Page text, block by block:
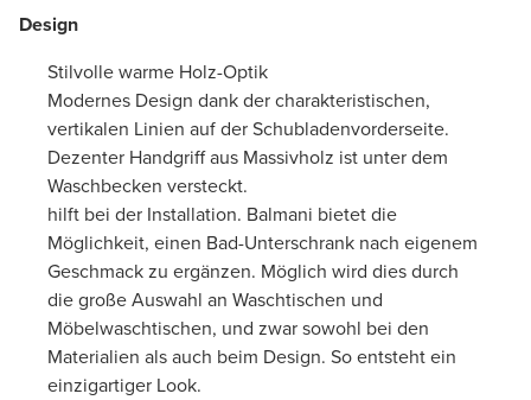
Design
Stilvolle warme Holz-Optik
Modernes Design dank der charakteristischen,
vertikalen Linien auf der Schubladenvorderseite.
Dezenter Handgriff aus Massivholz ist unter dem
Waschbecken versteckt.
hilft bei der Installation. Balmani bietet die
Möglichkeit, einen Bad-Unterschrank nach eigenem
Geschmack zu ergänzen. Möglich wird dies durch
die große Auswahl an Waschtischen und
Möbelwaschtischen, und zwar sowohl bei den
Materialien als auch beim Design. So entsteht ein
einzigartiger Look.